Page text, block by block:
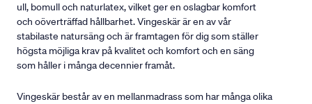
ull, bomull och naturlatex, vilket ger en oslagbar komfort
och oöverträffad hållbarhet. Vingeskär är en av vår
stabilaste natursäng och är framtagen för dig som ställer
högsta möjliga krav på kvalitet och komfort och en säng
som håller i många decennier framåt.
Vingeskär består av en mellanmadrass som har många olika